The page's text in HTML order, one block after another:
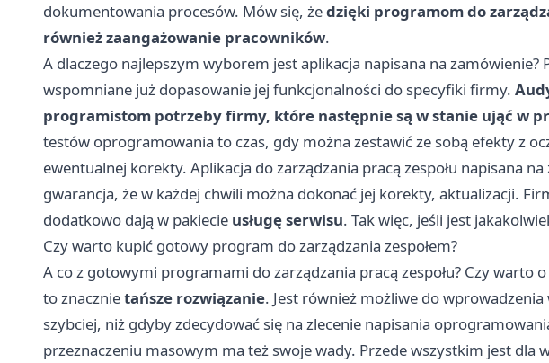
dokumentowania procesów. Mów się, żedzięki programom do
również zaangażowanie pracowników.
A dlaczego najlepszym wyborem jest aplikacja napisana na zamówienie?
wspomniane już dopasowanie jej funkcjonalności do specyfiki firmy.
programistom potrzeby firmy, które następnie są w stanie ująć w
testów oprogramowania to czas, gdy można zestawić ze sobą efekty z
ewentualnej korekty. Aplikacja do zarządzania pracą zespołu napisana
gwarancja, że w każdej chwili można dokonać jej korekty, aktualizacji.
dodatkowo dają w pakiecie usługę serwisu. Tak więc, jeśli jest
Czy warto kupić gotowy program do zarządzania zespołem?
A co z gotowymi programami do zarządzania pracą zespołu? Czy warto
to znacznietańsze rozwiązanie. Jest również możliwe do
szybciej, niż gdyby zdecydować się na zlecenie napisania
przeznaczeniu masowym ma też swoje wady. Przede wszystkim jest dla